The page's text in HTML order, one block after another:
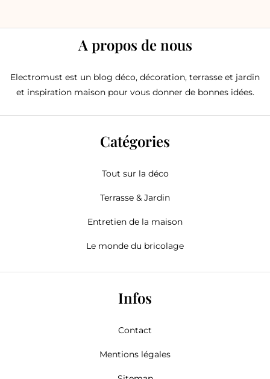
A propos de nous
Electromust est un blog déco, décoration, terrasse et jardin
et inspiration maison pour vous donner de bonnes idées.
Catégories
Tout sur la déco
Terrasse & Jardin
Entretien de la maison
Le monde du bricolage
Infos
Contact
Mentions légales